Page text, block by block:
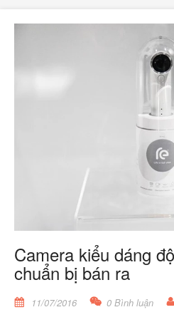
Camera kiểu dáng
chuẩn bị bán ra
11/07/2016 0 Bình luận